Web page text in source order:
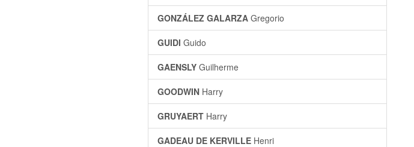
GONZÁLEZ GALARZA Gregorio
GUIDI Guido
GAENSLY Guilherme
GOODWIN Harry
GRUYAERT Harry
GADEAU DE KERVILLE Henri